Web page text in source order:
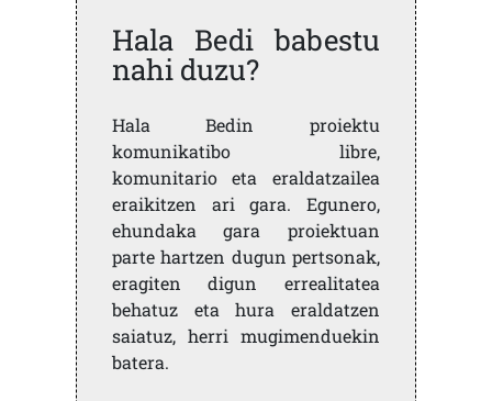
Hala Bedi babestu
nahi duzu?
Hala Bedin proiektu
komunikatibo libre,
komunitario eta eraldatzailea
eraikitzen ari gara. Egunero,
ehundaka gara proiektuan
parte hartzen dugun pertsonak,
eragiten digun errealitatea
behatuz eta hura eraldatzen
saiatuz, herri mugimenduekin
batera.